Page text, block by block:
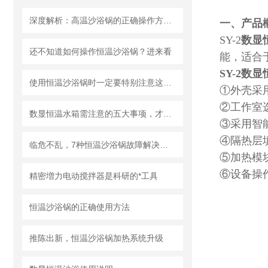
还不知道如何操作恒温沙浴锅？进来看
精密増力电动搅拌器是科研的*工具
恒温沙浴锅的正确使用方法
推陈出新，恒温沙浴锅加热系统升级
一、产品
SY-2数显
能，适合
SY-2数显
①外壳采
②工作室
③采用智
④隔热层
⑤加热模
⑥设备操